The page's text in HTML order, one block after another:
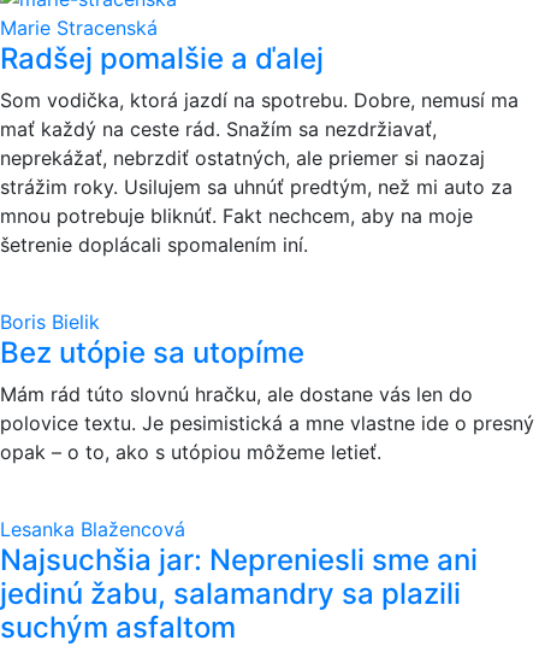
Marie Stracenská
Radšej pomalšie a ďalej
Som vodička, ktorá jazdí na spotrebu. Dobre, nemusí ma
mať každý na ceste rád. Snažím sa nezdržiavať,
neprekážať, nebrzdiť ostatných, ale priemer si naozaj
strážim roky. Usilujem sa uhnúť predtým, než mi auto za
mnou potrebuje bliknúť. Fakt nechcem, aby na moje
šetrenie doplácali spomalením iní.
Boris Bielik
Bez utópie sa utopíme
Mám rád túto slovnú hračku, ale dostane vás len do
polovice textu. Je pesimistická a mne vlastne ide o presný
opak – o to, ako s utópiou môžeme letieť.
Lesanka Blažencová
Najsuchšia jar: Nepreniesli sme ani
jedinú žabu, salamandry sa plazili
suchým asfaltom